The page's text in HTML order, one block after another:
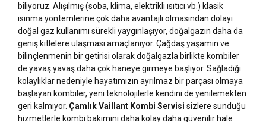
biliyoruz. Alışılmış (soba, klima, elektrikli ısıtıcı vb.) klasik
ısınma yöntemlerine çok daha avantajlı olmasından dolayı
doğal gaz kullanımı sürekli yaygınlaşıyor, doğalgazın daha da
geniş kitlelere ulaşması amaçlanıyor. Çağdaş yaşamın ve
bilinçlenmenin bir getirisi olarak doğalgazla birlikte kombiler
de yavaş yavaş daha çok haneye girmeye başlıyor. Sağladığı
kolaylıklar nedeniyle hayatımızın ayrılmaz bir parçası olmaya
başlayan kombiler, yeni teknolojilerle kendini de yenilemekten
geri kalmıyor. Çamlık Vaillant Kombi Servisi sizlere sunduğu
hizmetlerle kombi bakımını daha kolay daha güvenilir hale